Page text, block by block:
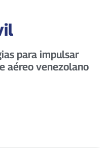
para impulsar
aéreo venezolano